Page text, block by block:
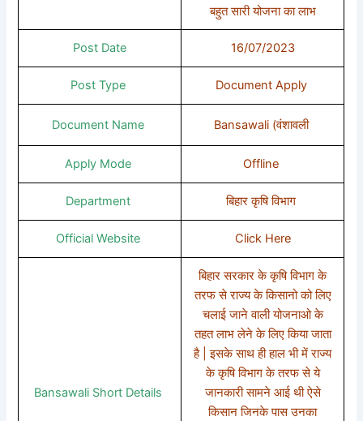
बहुत सारी योजना का लाभ
Post Date 16/07/2023
Post Type Document Apply
Document Name Bansawali (वंशावली
Apply Mode Offline
Department बिहार कृषि विभाग
Official Website Click Here
Bansawali Short Details
बिहार सरकार के कृषि विभाग के
तरफ से राज्य के किसानो को लिए
चलाई जाने वाली योजनाओ के
तहत लाभ लेने के लिए किया जाता
है | इसके साथ ही हाल भी में राज्य
के कृषि विभाग के तरफ से ये
जानकारी सामने आई थी ऐसे
किसान जिनके पास उनका